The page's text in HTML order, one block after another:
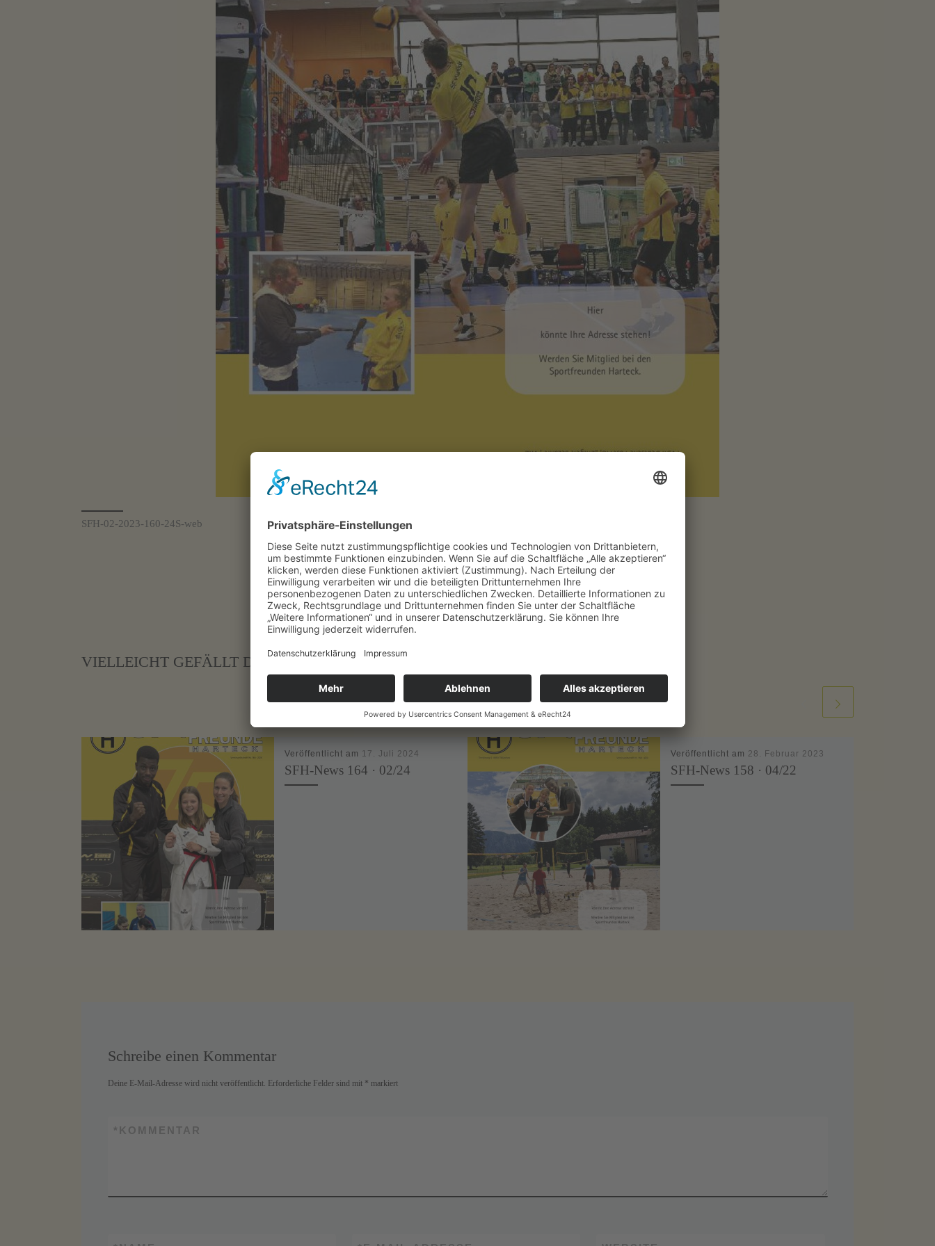
SFH-02-2023-160-24S-web
VIELLEICHT GEFÄLLT DIR AUCH
Veröffentlicht am 17. Juli 2024
SFH-News 164 · 02/24
Veröffentlicht am 28. Februar 2023
SFH-News 158 · 04/22
Schreibe einen Kommentar
Deine E-Mail-Adresse wird nicht veröffentlicht. Erforderliche Felder sind mit * markiert
KOMMENTAR
*